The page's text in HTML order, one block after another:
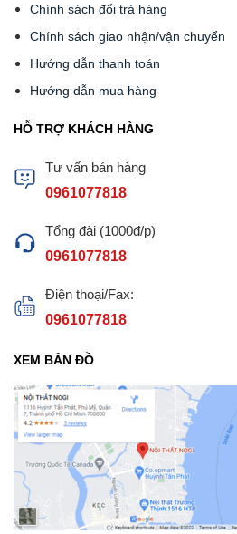
Chính sách đổi trả hàng
Chính sách giao nhận/vận chuyển
Hướng dẫn thanh toán
Hướng dẫn mua hàng
HỖ TRỢ KHÁCH HÀNG
Tư vấn bán hàng
0961077818
Tổng đài (1000đ/p)
0961077818
Điện thoại/Fax:
0961077818
XEM BẢN ĐỒ